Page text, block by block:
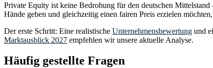
Private Equity ist keine Bedrohung für den deutschen
Hände geben und gleichzeitig einen fairen Preis erzielen
Der erste Schritt: Eine realistische Unternehmensbewertung und
Marktausblick 2027 empfehlen wir unsere aktuelle Analyse.
Häufig gestellte Fragen